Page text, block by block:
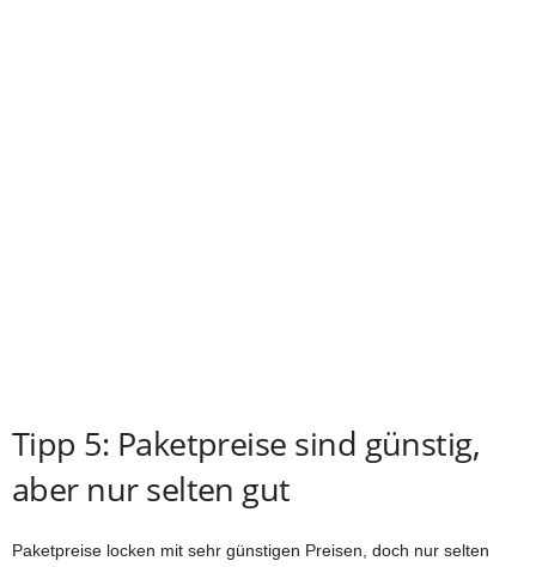
Tipp 5: Paketpreise sind günstig,
aber nur selten gut
Paketpreise locken mit sehr günstigen Preisen, doch nur selten